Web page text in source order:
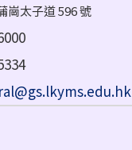
崗太子道 596 號